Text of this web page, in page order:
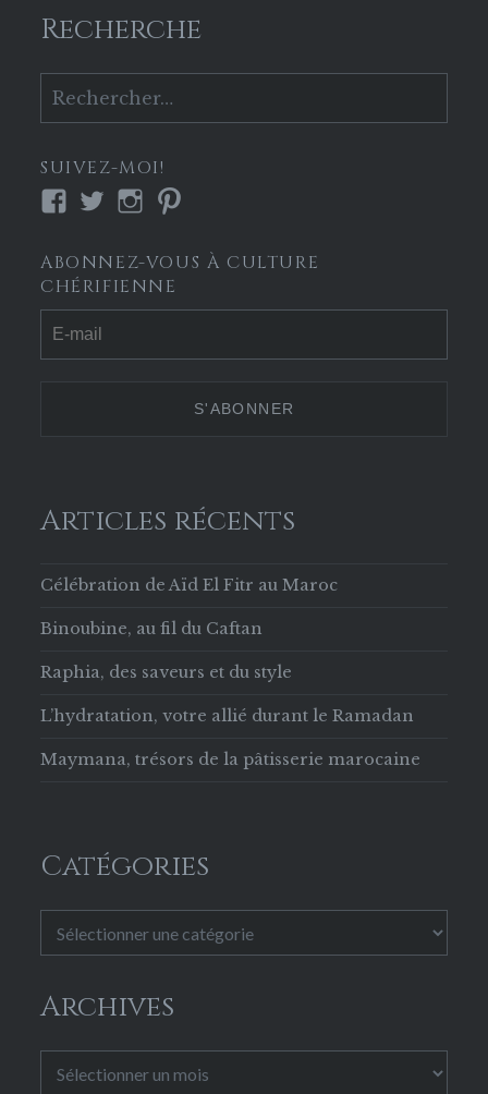
Recherche
SUIVEZ-MOI!
Voir
profil
de
Culture-
Chérifienne-
629853133756169
Voir
profil
de
culture_cherif
Twitter
Voir
profil
de
culture.cherifienne
Instagram
profil
culturecherif
Pinterest
ABONNEZ-VOUS À CULTURE
CHÉRIFIENNE
Articles récents
Célébration de Aïd El Fitr au Maroc
Binoubine, au fil du Caftan
Raphia, des saveurs et du style
L’hydratation, votre allié durant le Ramadan
Maymana, trésors de la pâtisserie marocaine
Catégories
Archives